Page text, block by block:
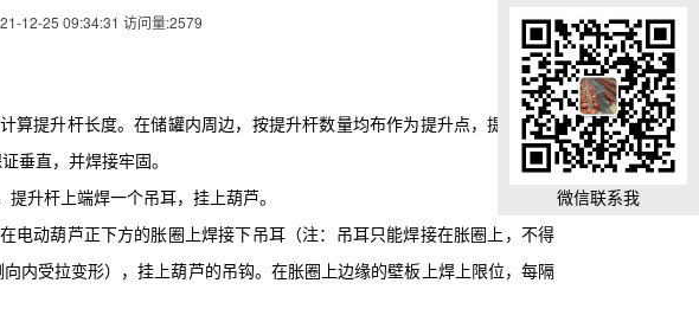
12-25 09:34:31 访问量:2579
算提升杆长度。在储罐内周边，按提升杆数量均布作为提升点，提升杆距
垂直，并焊接牢固。
升杆上端焊一个吊耳，挂上葫芦。
电动葫芦正下方的胀圈上焊接下吊耳（注：吊耳只能焊接在胀圈上，不得
内受拉变形），挂上葫芦的吊钩。在胀圈上边缘的壁板上焊上限位，每隔
微信联系我